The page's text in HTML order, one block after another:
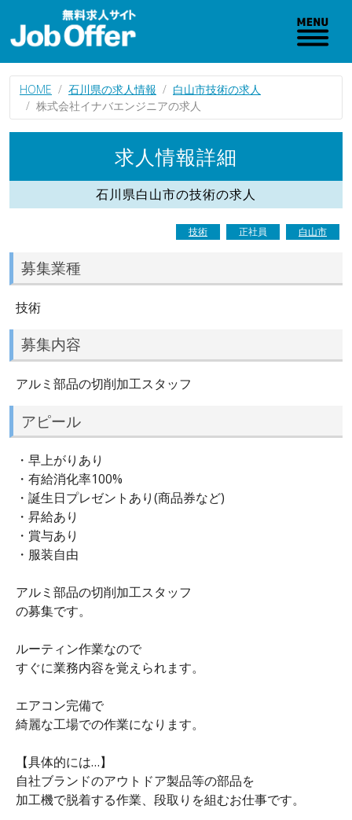
HOME 石川県の求人情報
白山市技術の求人
株式会社イナバエンジニアの求人
求人情報詳細
石川県白山市の技術の求人
技術 正社員 白山市
募集業種
技術
募集内容
アルミ部品の切削加工スタッフ
アピール
・早上がりあり
・有給消化率100%
・誕生日プレゼントあり(商品券など)
・昇給あり
・賞与あり
・服装自由
アルミ部品の切削加工スタッフ
の募集です。
ルーティン作業なので
すぐに業務内容を覚えられます。
エアコン完備で
綺麗な工場での作業になります。
【具体的には…】
自社ブランドのアウトドア製品等の部品を
加工機で脱着する作業、段取りを組むお仕事です。